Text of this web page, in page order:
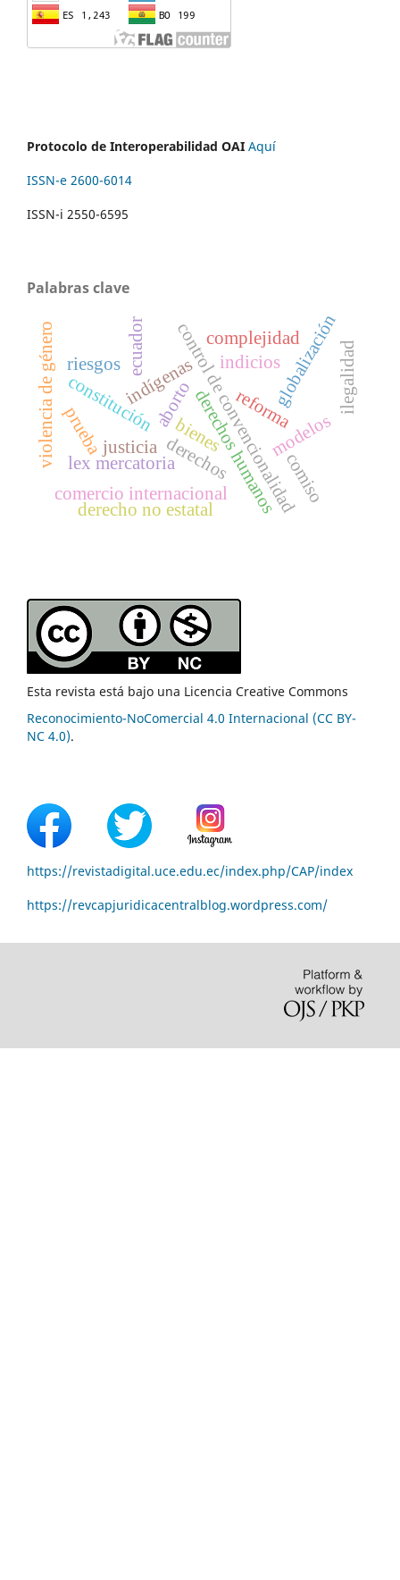
Protocolo de Interoperabilidad OAI Aquí
ISSN-e 2600-6014
ISSN-i 2550-6595
Palabras clave
control de convencionalidad
derechos humanos
indígenas
constitución reforma
derechos
justicia
lex mercatoria
comercio internacional
globalización
derecho no estatal
modelos
complejidad
comiso
bienes
aborto
ecuador
violencia de géneroprueba
indicios ilegalidad
riesgos
Esta revista está bajo una Licencia Creative Commons
Reconocimiento-NoComercial 4.0 Internacional (CC BY-
NC 4.0).
https://revistadigital.uce.edu.ec/index.php/CAP/index
https://revcapjuridicacentralblog.wordpress.com/